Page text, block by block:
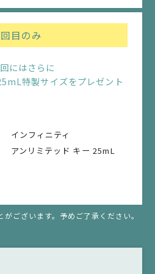
ります。なお、初回はお申し込
回目以降は商品の出荷時点での
ある場合を除き、返品、交換は
あった場合には、Maison KOSÉ
目のみ
にはさらに
特製サイズをプレゼント
インフィニティ
アンリミテッド キー 25mL
ございます。予めご了承ください。